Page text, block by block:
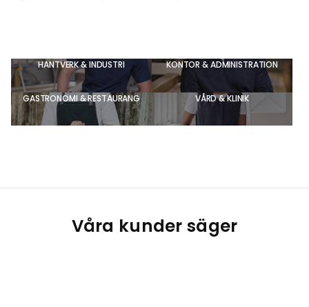
HANTVERK & INDUSTRI KONTOR & ADMINISTRATION
GASTRONOMI & RESTAURANG VÅRD & KLINIK
Våra kunder säger